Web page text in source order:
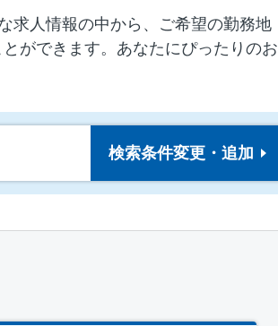
求人情報の中から、ご希望の勤務地
ができます。あなたにぴったりのお
検索条件変更・追加